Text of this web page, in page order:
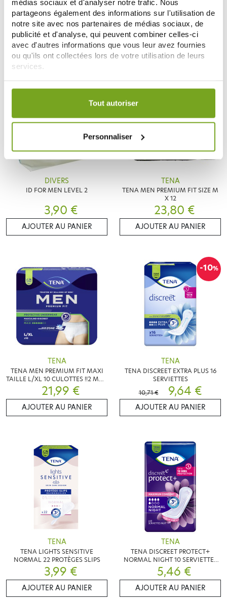
médias sociaux et d'analyser notre trafic. Nous
partageons également des informations sur l'utilisation de
notre site avec nos partenaires de médias sociaux, de
publicité et d'analyse, qui peuvent combiner celles-ci
avec d'autres informations que vous leur avez fournies
ou qu'ils ont collectées lors de votre utilisation de leurs
services.
Votre choix de consentement est conservé pendant une
Tout autoriser
Personnaliser
TENA PROSKIN PANTS SUPER
TAILLE XL 12 CULOTTES !!2 MAX
PAR CDE!!
32,95 € 29,65 €
ME PRÉVENIR
TENA MEN ACTIVE FIT NIVEAU 1
24 PROTECTIONS ABSORBANTES
12,40 €
AJOUTER AU PANIER
DIVERS
ID FOR MEN LEVEL 2
3,90 €
AJOUTER AU PANIER
TENA
TENA MEN PREMIUM FIT SIZE M
X 12
23,80 €
AJOUTER AU PANIER
TENA
TENA MEN PREMIUM FIT MAXI
TAILLE L/XL 10 CULOTTES !!2 MAX
PAR CDE!!
21,99 €
AJOUTER AU PANIER
-10%
TENA
TENA DISCREET EXTRA PLUS 16
SERVIETTES
10,71 €
9,64 €
AJOUTER AU PANIER
TENA
TENA LIGHTS SENSITIVE
NORMAL 22 PROTÈGES SLIPS
3,99 €
AJOUTER AU PANIER
TENA
TENA DISCREET PROTECT+
NORMAL NIGHT 10 SERVIETTES
NUIT
5,46 €
AJOUTER AU PANIER